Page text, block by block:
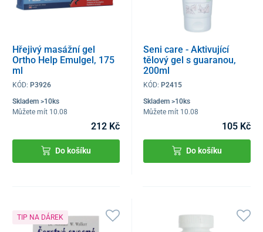
Hřejivý masážní gel
Ortho Help Emulgel, 175
ml
KÓD: P3926
Skladem >10ks
Můžete mít 10.08
212 Kč
Do košíku
Seni care - Aktivující
tělový gel s guaranou,
200ml
KÓD:P2415
Skladem >10ks
Můžete mít 10.08
105 Kč
Do košíku
TIP NA DÁREK